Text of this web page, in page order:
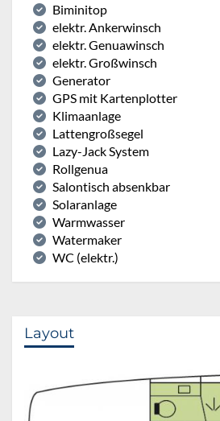
Biminitop
elektr. Ankerwinsch
elektr. Genuawinsch
elektr. Großwinsch
Generator
GPS mit Kartenplotter
Klimaanlage
Lattengroßsegel
Lazy-Jack System
Rollgenua
Salontisch absenkbar
Solaranlage
Warmwasser
Watermaker
WC (elektr.)
Layout